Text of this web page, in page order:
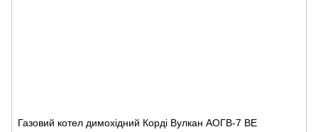
Газовий котел димохідний Корді Вулкан АОГВ-7 ВЕ